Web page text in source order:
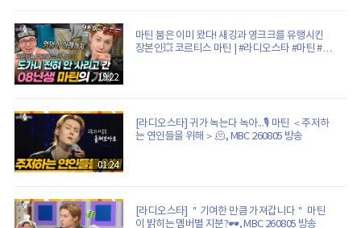
19:22
마틴 붐은 이미 왔다! 새깅과 영크크를 유행시킨
장본인💥 코르티스 마틴 | #라디오스타 #마틴 #코
01:24
[라디오스타] 귀가 녹는다 녹아...🎙️ 마틴 ＜주저하
는 연인들을 위해＞ 🫠, MBC 260805 방송
[라디오스타] ＂기여한 만큼 가져갑니다＂ 마틴
이 밝히는 멤버별 지분?🕶️, MBC 260805 방송